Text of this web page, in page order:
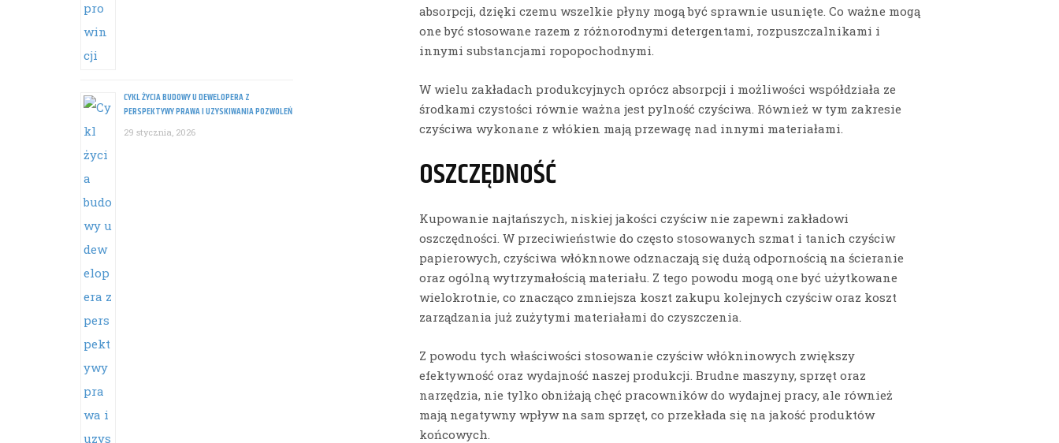
CYKL ŻYCIA BUDOWY U DEWELOPERA Z
PERSPEKTYWY PRAWA I UZYSKIWANIA POZWOLEŃ
29 stycznia, 2026
absorpcji, dzięki czemu wszelkie płyny mogą być sprawnie usunięte. Co ważne mogą
one być stosowane razem z różnorodnymi detergentami, rozpuszczalnikami i
innymi substancjami ropopochodnymi.
W wielu zakładach produkcyjnych oprócz absorpcji i możliwości współdziała ze
środkami czystości równie ważna jest pylność czyściwa. Również w tym zakresie
czyściwa wykonane z włókien mają przewagę nad innymi materiałami.
OSZCZĘDNOŚĆ
Kupowanie najtańszych, niskiej jakości czyściw nie zapewni zakładowi
oszczędności. W przeciwieństwie do często stosowanych szmat i tanich czyściw
papierowych, czyściwa włóknnowe odznaczają się dużą odpornością na ścieranie
oraz ogólną wytrzymałością materiału. Z tego powodu mogą one być użytkowane
wielokrotnie, co znacząco zmniejsza koszt zakupu kolejnych czyściw oraz koszt
zarządzania już zużytymi materiałami do czyszczenia.
Z powodu tych właściwości stosowanie czyściw włókninowych zwiększy
efektywność oraz wydajność naszej produkcji. Brudne maszyny, sprzęt oraz
narzędzia, nie tylko obniżają chęć pracowników do wydajnej pracy, ale również
mają negatywny wpływ na sam sprzęt, co przekłada się na jakość produktów
końcowych.